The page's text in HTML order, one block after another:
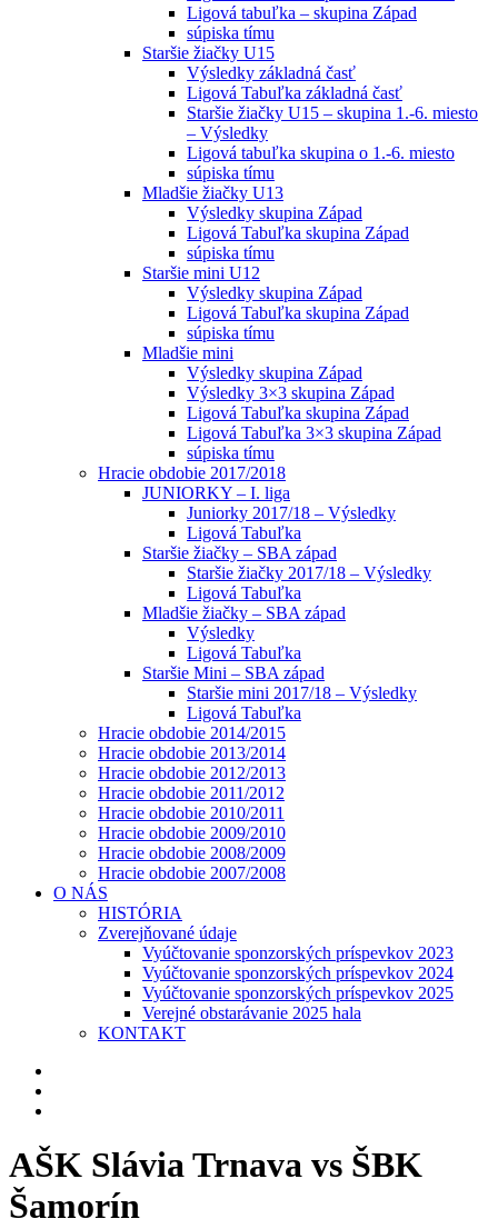
Ligová tabuľka – skupina Západ
súpiska tímu
Staršie žiačky U15
Výsledky základná časť
Ligová Tabuľka základná časť
Staršie žiačky U15 – skupina 1.-6. miesto
– Výsledky
Ligová tabuľka skupina o 1.-6. miesto
súpiska tímu
Mladšie žiačky U13
Výsledky skupina Západ
Ligová Tabuľka skupina Západ
súpiska tímu
Staršie mini U12
Výsledky skupina Západ
Ligová Tabuľka skupina Západ
súpiska tímu
Mladšie mini
Výsledky skupina Západ
Výsledky 3×3 skupina Západ
Ligová Tabuľka skupina Západ
Ligová Tabuľka 3×3 skupina Západ
súpiska tímu
Hracie obdobie 2017/2018
JUNIORKY – I. liga
Juniorky 2017/18 – Výsledky
Ligová Tabuľka
Staršie žiačky – SBA západ
Staršie žiačky 2017/18 – Výsledky
Ligová Tabuľka
Mladšie žiačky – SBA západ
Výsledky
Ligová Tabuľka
Staršie Mini – SBA západ
Staršie mini 2017/18 – Výsledky
Ligová Tabuľka
Hracie obdobie 2014/2015
Hracie obdobie 2013/2014
Hracie obdobie 2012/2013
Hracie obdobie 2011/2012
Hracie obdobie 2010/2011
Hracie obdobie 2009/2010
Hracie obdobie 2008/2009
Hracie obdobie 2007/2008
O NÁS
HISTÓRIA
Zverejňované údaje
Vyúčtovanie sponzorských príspevkov 2023
Vyúčtovanie sponzorských príspevkov 2024
Vyúčtovanie sponzorských príspevkov 2025
Verejné obstarávanie 2025 hala
KONTAKT
AŠK Slávia Trnava vs ŠBK
Šamorín